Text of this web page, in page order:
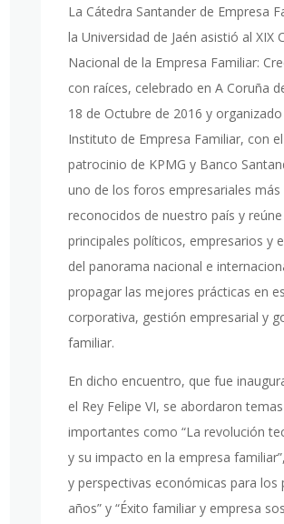
La Cátedra Santander de Empresa
la Universidad de Jaén asistió al XIX
Nacional de la Empresa Familiar:
con raíces, celebrado en A Coruña
18 de Octubre de 2016 y
Instituto de Empresa Familiar, con el
patrocinio de KPMG y Banco
uno de los foros empresariales más
reconocidos de nuestro país y
principales políticos, empresarios y
del panorama nacional e
propagar las mejores prácticas en
corporativa, gestión empresarial y
familiar.
En dicho encuentro, que fue
el Rey Felipe VI, se abordaron
importantes como “La revolución
y su impacto en la empresa
y perspectivas económicas para los
años” y “Éxito familiar y empresa